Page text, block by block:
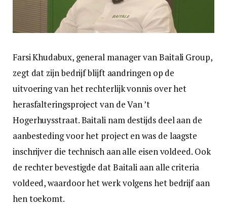
Farsi Khudabux, general manager van Baitali Group,
zegt dat zijn bedrijf blijft aandringen op de
uitvoering van het rechterlijk vonnis over het
herasfalteringsproject van de Van ’t
Hogerhuysstraat. Baitali nam destijds deel aan de
aanbesteding voor het project en was de laagste
inschrijver die technisch aan alle eisen voldeed. Ook
de rechter bevestigde dat Baitali aan alle criteria
voldeed, waardoor het werk volgens het bedrijf aan
hen toekomt.